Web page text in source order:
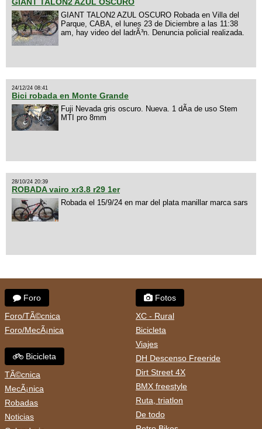
GIANT TALON2 AZUL OSCURO
GIANT TALON2 AZUL OSCURO Robada en Villa del
Parque, CABA, el lunes 23 de Diciembre a las 11:38
am, hay video del ladrÃ³n. Denuncia policial realizada.
24/12/24 08:41
Bici robada en Monte Grande
Fuji Nevada gris oscuro. Nueva. 1 dÃ­a de uso Stem
MTI pro 8mm
28/10/24 20:39
ROBADA vairo xr3.8 r29 1er
Robada el 15/9/24 en mar del plata manillar marca sars
Foro
Foro/TÃ©cnica
Foro/MecÃ¡nica
Bicicleta
TÃ©cnica
MecÃ¡nica
Robadas
Noticias
Fotos
XC - Rural
Bicicleta
Viajes
DH Descenso Freeride
Dirt Street 4X
BMX freestyle
Ruta, triatlon
De todo